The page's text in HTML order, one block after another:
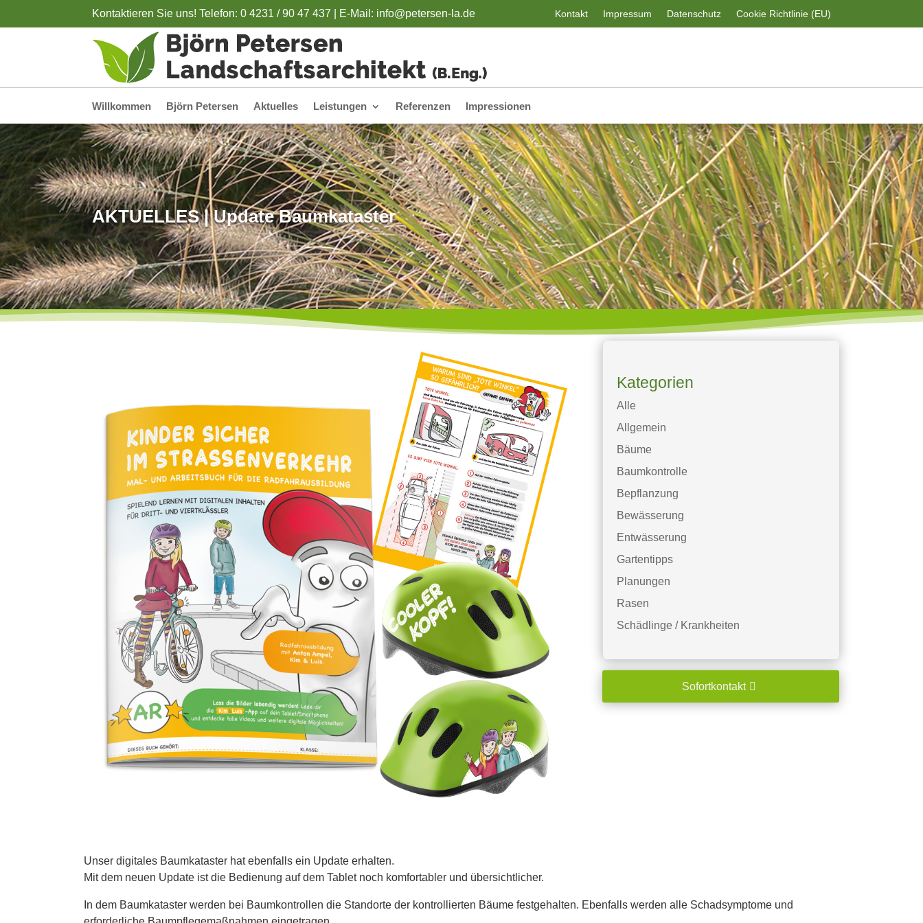
Kontaktieren Sie uns! Telefon: 0 4231 / 90 47 437 | E-Mail: info@petersen-la.de Kontakt Impressum Datenschutz Cookie Richtlinie (EU)
Willkommen Björn Petersen Aktuelles Leistungen Referenzen Impressionen
AKTUELLES | Update Baumkataster
Kategorien
Alle
Allgemein
Bäume
Baumkontrolle
Bepflanzung
Bewässerung
Entwässerung
Gartentipps
Planungen
Rasen
Schädlinge / Krankheiten
Sofortkontakt
Unser digitales Baumkataster hat ebenfalls ein Update erhalten.
Mit dem neuen Update ist die Bedienung auf dem Tablet noch komfortabler und übersichtlicher.
In dem Baumkataster werden bei Baumkontrollen die Standorte der kontrollierten Bäume festgehalten. Ebenfalls werden alle Schadsymptome und